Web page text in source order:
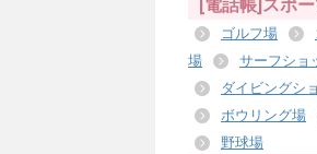
[電話帳]スポ
ゴルフ場
場
サーフショ
ダイビングシ
ボウリング場
野球場